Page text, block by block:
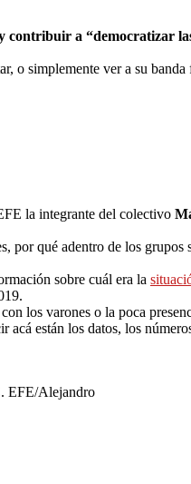
contribuir a “democratizar
o simplemente ver a su
la integrante del colectivo
por qué adentro de los
sobre cuál era la
los varones o la poca
acá están los datos, los
EFE/Alejandro